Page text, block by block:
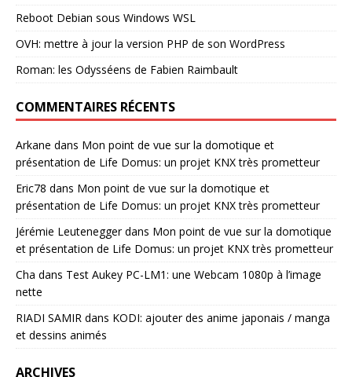
Reboot Debian sous Windows WSL
OVH: mettre à jour la version PHP de son WordPress
Roman: les Odysséens de Fabien Raimbault
COMMENTAIRES RÉCENTS
Arkane dans Mon point de vue sur la domotique et
présentation de Life Domus: un projet KNX très prometteur
Eric78 dans Mon point de vue sur la domotique et
présentation de Life Domus: un projet KNX très prometteur
Jérémie Leuteneggerdans Mon point de vue sur la domotique
et présentation de Life Domus: un projet KNX très prometteur
Cha dans Test Aukey PC-LM1: une Webcam 1080p à l’image
nette
RIADI SAMIR dans KODI: ajouter des anime japonais / manga
et dessins animés
ARCHIVES